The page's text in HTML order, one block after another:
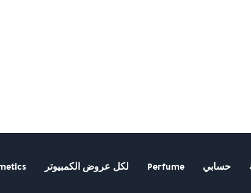
حسابي Perfume لكل عروض الكمبيوتر